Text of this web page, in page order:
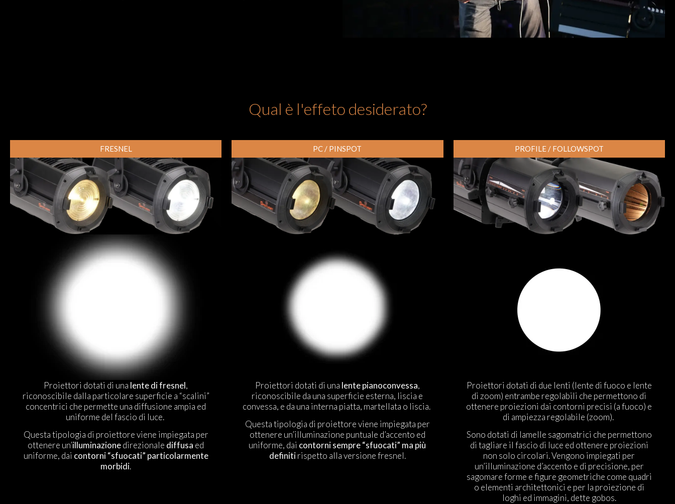
Qual è l'effeto desiderato?
FRESNEL
Proiettori dotati di una lente di fresnel,
riconoscibile dalla particolare superficie a “scalini”
concentrici che permette una diffusione ampia ed
uniforme del fascio di luce.
Questa tipologia di proiettore viene impiegata per
ottenere un’illuminazionedirezionale diffusa ed
uniforme, dai contorni “sfuocati” particolarmente
morbidi.
PC / PINSPOT
Proiettori dotati di una lente pianoconvessa,
riconoscibile da una superficie esterna, liscia e
convessa, e da una interna piatta, martellata o liscia.
Questa tipologia di proiettore viene impiegata per
ottenere un’illuminazione puntuale d’accento ed
uniforme, dai contorni sempre “sfuocati” ma più
definitirispetto alla versione fresnel.
PROFILE / FOLLOWSPOT
Proiettori dotati di due lenti (lente di fuoco e lente
di zoom) entrambe regolabili che permettono di
ottenere proiezioni dai contorni precisi (a fuoco) e
di ampiezza regolabile (zoom).
Sono dotati di lamelle sagomatrici che permettono
di tagliare il fascio di luce ed ottenere proiezioni
non solo circolari. Vengono impiegati per
un’illuminazione d’accento e di precisione, per
sagomare forme e figure geometriche come quadri
o elementi architettonici e per la proiezione di
loghi ed immagini, dette gobos.